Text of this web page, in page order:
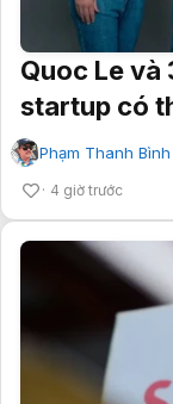
Quoc Le và
startup có
Phạm Thanh Bình
4 giờ trước